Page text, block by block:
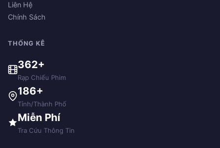
Liên Hệ
Chính Sách
THỐNG KÊ
362+
Rạp Chiếu Phim
186+
Tỉnh/Thành Phố
Miễn Phí
Tra Cứu Thông Tin